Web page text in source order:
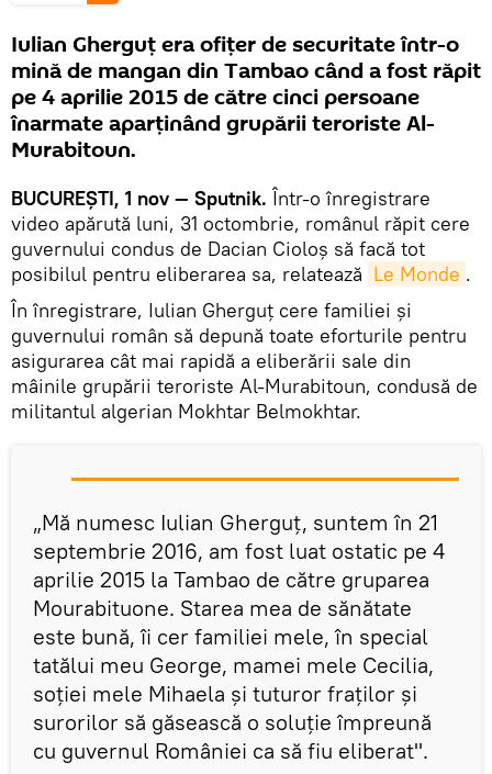
Iulian Gherguţ era ofiţer de securitate într-o
mină de mangan din Tambao când a fost răpit
pe 4 aprilie 2015 de către cinci persoane
înarmate aparţinând grupării teroriste Al-
Murabitoun.
BUCUREŞTI, 1 nov — Sputnik. Într-o înregistrare
video apărută luni, 31 octombrie, românul răpit cere
guvernului condus de Dacian Cioloş să facă tot
posibilul pentru eliberarea sa, relatează Le Monde .
În înregistrare, Iulian Gherguţ cere familiei şi
guvernului român să depună toate eforturile pentru
asigurarea cât mai rapidă a eliberării sale din
mâinile grupării teroriste Al-Murabitoun, condusă de
militantul algerian Mokhtar Belmokhtar.
„Mă numesc Iulian Gherguţ, suntem în 21
septembrie 2016, am fost luat ostatic pe 4
aprilie 2015 la Tambao de către gruparea
Mourabituone. Starea mea de sănătate
este bună, îi cer familiei mele, în special
tatălui meu George, mamei mele Cecilia,
soţiei mele Mihaela şi tuturor fraţilor şi
surorilor să găsească o soluţie împreună
cu guvernul României ca să fiu eliberat".